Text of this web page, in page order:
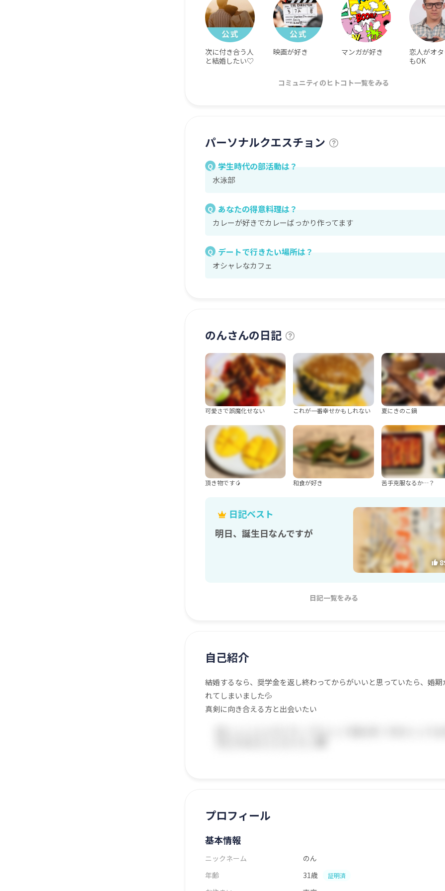
次に付き合う人
と結婚したい♡
映画が好き マンガが好き
恋人がオ
もOK
コミュニティのヒトコト一覧をみる
パーソナルクエスチョン
Q 学生時代の部活動は？
水泳部
Q あなたの得意料理は？
カレーが好きでカレーばっかり作ってます
Q デートで行きたい場所は？
オシャレなカフェ
のんさんの日記
可愛さで誤魔化せない これが一番幸せかもしれない 夏にきのこ鍋
頂き物です🥭 和食が好き 苦手克服なるか…？
日記ベスト
明日、誕生日なんですが
日記一覧をみる
自己紹介
結婚するなら、奨学金を返し終わってからがいいと思っていたら、婚期
れてしまいました💦
真剣に向き合える方と出会いたい
プロフィール
基本情報
ニックネーム
のん
年齢
31歳 証明済